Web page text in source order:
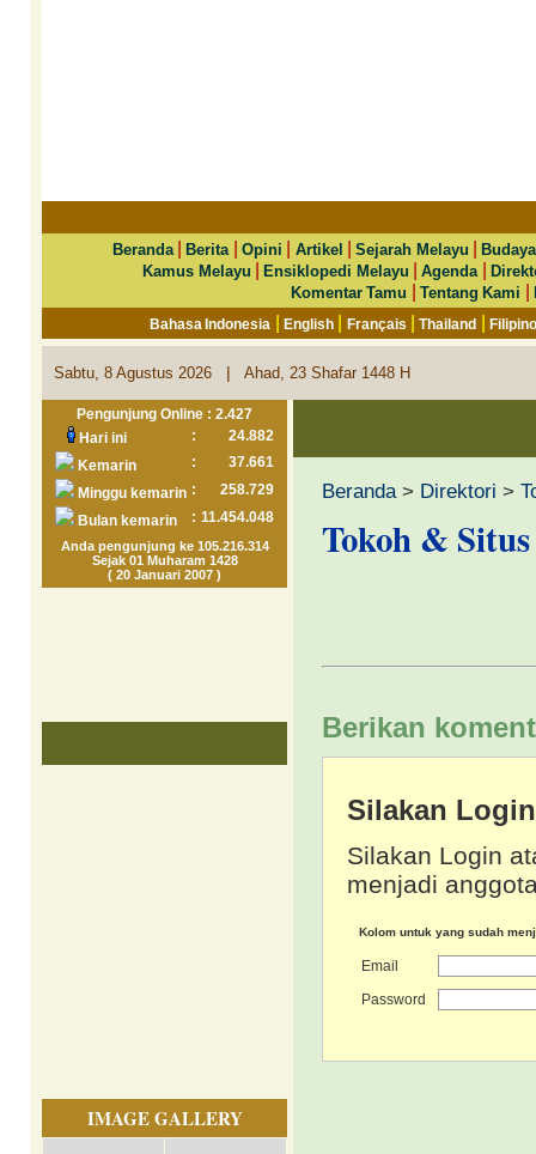
Beranda|Berita Opini Artikel |Sejarah Melayu |
Kamus Melayu
|Ensiklopedi Melayu |Agenda |
Komentar Tamu
|Tentang Kami |
Bahasa Indonesia |English Français |Thailand |
Sabtu, 8 Agustus 2026 | Ahad, 23 Shafar 1448 H
Pengunjung Online : 2.427
Hari ini
:
24.882
Kemarin
:
37.661
Minggu kemarin :
258.729
Bulan kemarin
: 11.454.048
Anda pengunjung ke 105.216.314
Sejak 01 Muharam 1428
( 20 Januari 2007 )
IMAGE GALLERY
Beranda> Direktori >
Tokoh &
Berikan
Silakan
Silakan Login
menjadi
Kolom untuk yang sudah
Email
Password